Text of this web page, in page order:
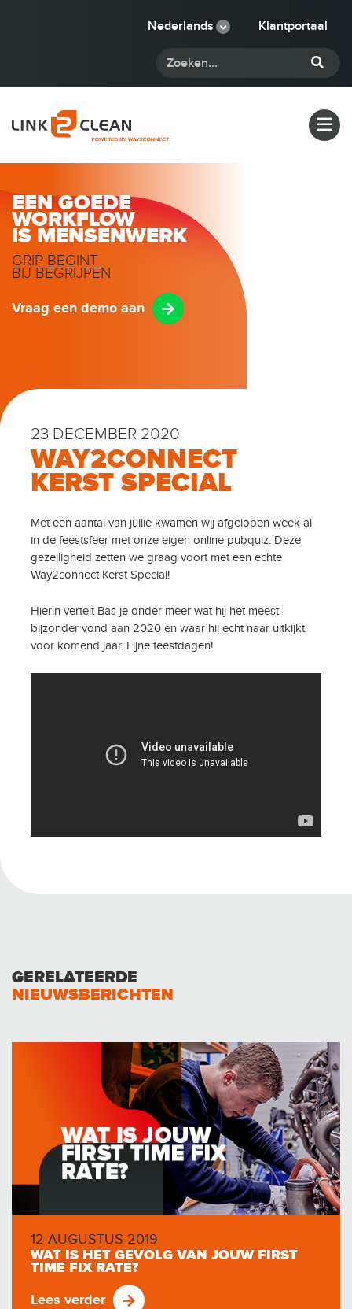
Nederlands Klantportaal
EEN GOEDE
WORKFLOW
IS MENSENWERK
GRIP BEGINT
BIJ BEGRIJPEN
Vraag een demo aan
23 DECEMBER 2020
WAY2CONNECT
KERST SPECIAL
Met een aantal van jullie kwamen wij afgelopen week al
in de feestsfeer met onze eigen online pubquiz. Deze
gezelligheid zetten we graag voort met een echte
Way2connect Kerst Special!
Hierin vertelt Bas je onder meer wat hij het meest
bijzonder vond aan 2020 en waar hij echt naar uitkijkt
voor komend jaar. Fijne feestdagen!
GERELATEERDE
NIEUWSBERICHTEN
12 AUGUSTUS 2019
WAT IS HET GEVOLG VAN JOUW FIRST
TIME FIX RATE?
Lees verder